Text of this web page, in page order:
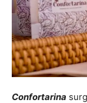
Confortarina